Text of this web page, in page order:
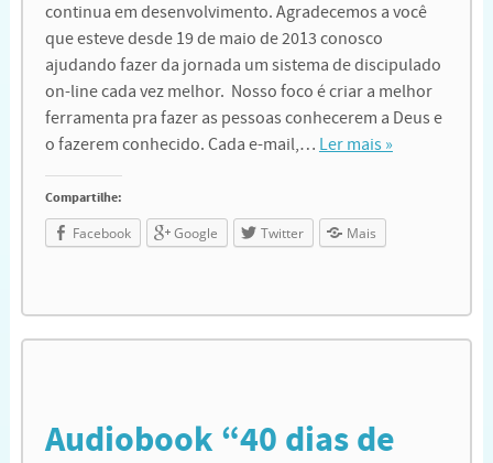
continua em desenvolvimento. Agradecemos a você
que esteve desde 19 de maio de 2013 conosco
ajudando fazer da jornada um sistema de discipulado
on-line cada vez melhor. Nosso foco é criar a melhor
ferramenta pra fazer as pessoas conhecerem a Deus e
o fazerem conhecido. Cada e-mail,… Ler mais »
Compartilhe:
Facebook Google Twitter Mais
Audiobook “40 dias de